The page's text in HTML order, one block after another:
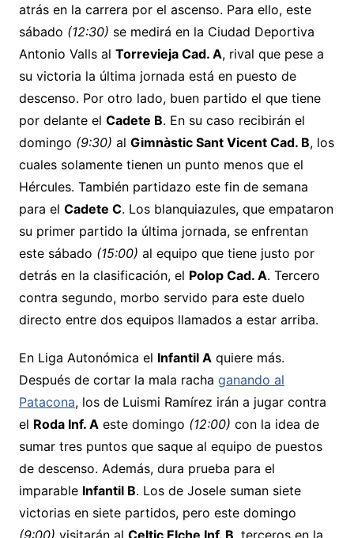
atrás en la carrera por el ascenso. Para ello, este
sábado (12:30) se medirá en la Ciudad Deportiva
Antonio Valls al Torrevieja Cad. A, rival que pese a
su victoria la última jornada está en puesto de
descenso. Por otro lado, buen partido el que tiene
por delante el Cadete B. En su caso recibirán el
domingo (9:30) al Gimnàstic Sant Vicent Cad. B, los
cuales solamente tienen un punto menos que el
Hércules. También partidazo este fin de semana
para el Cadete C. Los blanquiazules, que empataron
su primer partido la última jornada, se enfrentan
este sábado (15:00) al equipo que tiene justo por
detrás en la clasificación, el Polop Cad. A. Tercero
contra segundo, morbo servido para este duelo
directo entre dos equipos llamados a estar arriba.
En Liga Autonómica el Infantil A quiere más.
Después de cortar la mala racha ganando al
Patacona, los de Luismi Ramírez irán a jugar contra
el Roda Inf. A este domingo (12:00) con la idea de
sumar tres puntos que saque al equipo de puestos
de descenso. Además, dura prueba para el
imparable Infantil B. Los de Josele suman siete
victorias en siete partidos, pero este domingo
(9:00) visitarán al Celtic Elche Inf. B, terceros en la